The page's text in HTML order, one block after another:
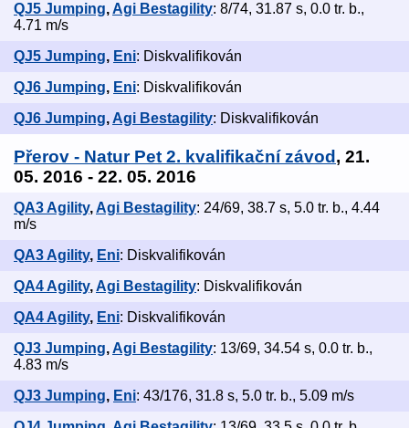
QJ5 Jumping,Agi Bestagility: 8/74, 31.87 s, 0.0 tr. b.,
4.71 m/s
QJ5 Jumping, Eni: Diskvalifikován
QJ6 Jumping, Eni: Diskvalifikován
QJ6 Jumping, Agi Bestagility: Diskvalifikován
Přerov - Natur Pet 2. kvalifikační závod , 21.
05. 2016 - 22. 05. 2016
QA3 Agility,Agi Bestagility: 24/69, 38.7 s, 5.0 tr. b., 4.44
m/s
QA3 Agility, Eni: Diskvalifikován
QA4 Agility,Agi Bestagility: Diskvalifikován
QA4 Agility, Eni: Diskvalifikován
QJ3 Jumping,Agi Bestagility: 13/69, 34.54 s, 0.0 tr. b.,
4.83 m/s
QJ3 Jumping, Eni: 43/176, 31.8 s, 5.0 tr. b., 5.09 m/s